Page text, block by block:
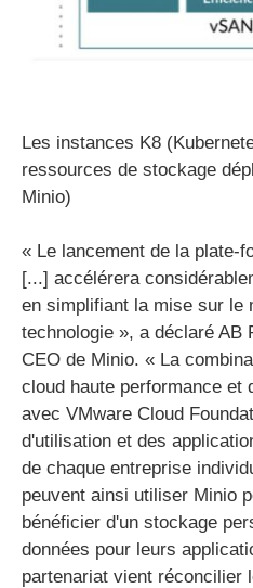
Les instances K8
ressources de stockage
Minio)
« Le lancement de la plate-
[...] accélérera
en simplifiant la mise sur le
technologie », a déclaré AB
CEO de Minio. « La
cloud haute performance et
avec VMware Cloud
d'utilisation et des
de chaque entreprise
peuvent ainsi utiliser Minio
bénéficier d'un stockage
données pour leurs
partenariat vient réconcilier